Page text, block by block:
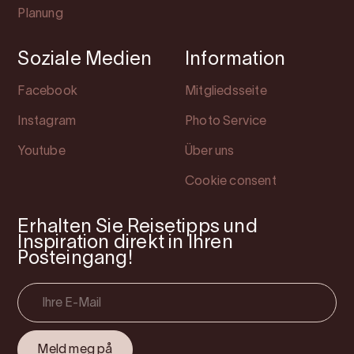
Planung
Soziale Medien
Facebook
Instagram
Youtube
Information
Mitgliedsseite
Photo Service
Über uns
Cookie consent
Erhalten Sie Reisetipps und
Inspiration direkt in Ihren
Posteingang!